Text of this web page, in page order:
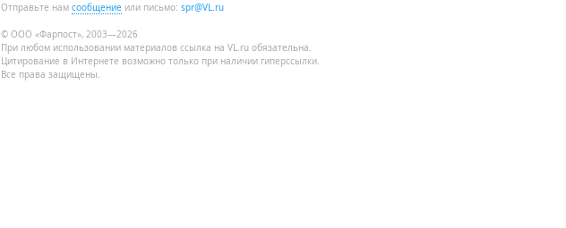
Отправьте нам сообщение или письмо: spr@VL.ru
© ООО «Фарпост», 2003—2026
При любом использовании материалов ссылка на VL.ru обязательна.
Цитирование в Интернете возможно только при наличии гиперссылки.
Все права защищены.